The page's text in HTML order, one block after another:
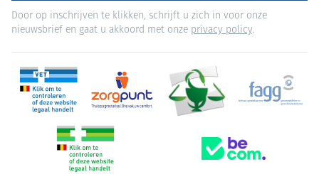
Door op inschrijven te klikken, schrijft u zich in voor onze
nieuwsbrief en gaat u akkoord met onze privacy policy.